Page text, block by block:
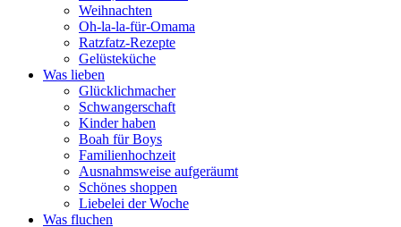
Weihnachten
Oh-la-la-für-Omama
Ratzfatz-Rezepte
Gelüsteküche
Was lieben
Glücklichmacher
Schwangerschaft
Kinder haben
Boah für Boys
Familienhochzeit
Ausnahmsweise aufgeräumt
Schönes shoppen
Liebelei der Woche
Was fluchen